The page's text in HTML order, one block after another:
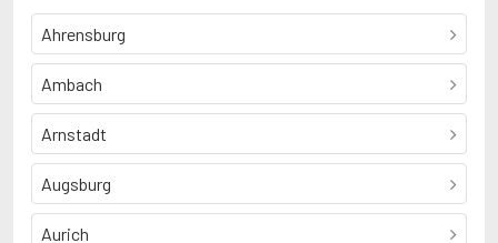
Ahrensburg
Ambach
Arnstadt
Augsburg
Aurich